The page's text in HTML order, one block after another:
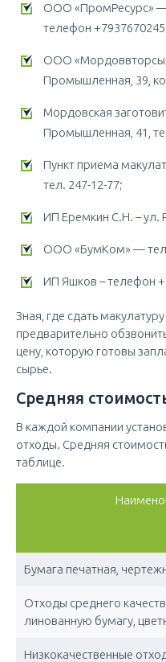
ООО «ПромРесурс» —
телефон
ООО
Промышленная, 39,
Мордовская
Промышленная, 41,
Пункт приема
тел. 247-12-77;
ИП Еремкин С.Н. – ул.
ООО «БумКом» —
ИП Яшков – телефон
Зная, где сдать
предварительно
цену, которую готовы
сырье.
Средняя
В каждой компании
отходы. Средняя
таблице.
Бумага печатная,
Отходы среднего
линованную бумагу,
Низкокачественные